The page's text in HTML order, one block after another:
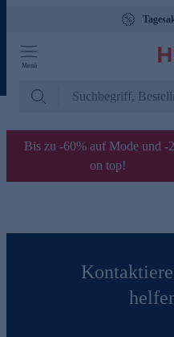
Menü
Bis zu -60% auf Mode und -
on top!